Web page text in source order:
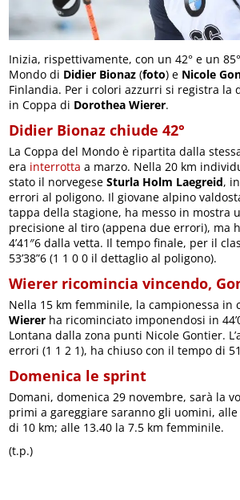
Inizia, rispettivamente, con un 42° e un
Mondo di Didier Bionaz (foto) e Nicole
Finlandia. Per i colori azzurri si registra la
in Coppa di Dorothea Wierer.
Didier Bionaz chiude 42°
La Coppa del Mondo è ripartita dalla
era interrotta a marzo. Nella 20 km
stato il norvegeseSturla Holm Laegreid,
errori al poligono. Il giovane alpino
tappa della stagione, ha messo in mostra
precisione al tiro (appena due errori), ma
4’41″6 dalla vetta. Il tempo finale, per il
53’38”6 (1 1 0 0 il dettaglio al poligono).
Wierer ricomincia vincendo,
Nella 15 km femminile, la campionessa in
Wierer ha ricominciato imponendosi in
Lontana dalla zona punti Nicole Gontier.
errori (1 1 2 1), ha chiuso con il tempo di
Domenica le sprint
Domani, domenica 29 novembre, sarà la
primi a gareggiare saranno gli uomini,
di 10 km; alle 13.40 la 7.5 km femminile.
(t.p.)